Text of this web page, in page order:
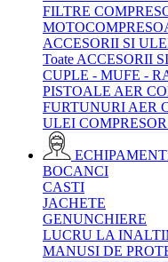
FILTRE
ACCESORII SI
Toate ACCESORII
CUPLE - MUFE -
PISTOALE AER
FURTUNURI AER
ULEI
BOCANCI
CASTI
JACHETE
GENUNCHIERE
LUCRU LA
MANUSI DE